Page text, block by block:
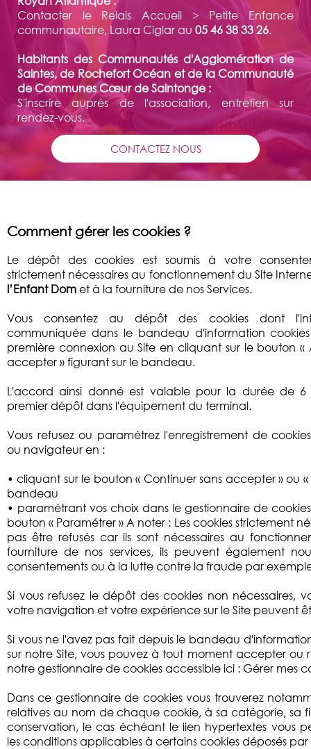
Contacter le Relais Accueil > Petite Enfance
communautaire, Laura Ciglar au 05 46 38 33 26.
Habitants des Communautés d'Agglomération de
Saintes, de Rochefort Océan et de la Communauté
de Communes Cœur de Saintonge :
S'inscrire auprès de l'association, entretien sur
rendez-vous.
CONTACTEZ NOUS
Comment gérer les cookies ?
Le dépôt des cookies est soumis à votre
strictement nécessaires au fonctionnement du Site
l’Enfant Domet à la fourniture de nos Services.
Vous consentez au dépôt des cookies dont
communiquée dans le bandeau d'information
première connexion au Site en cliquant sur le bouton «
accepter » figurant sur le bandeau.
L'accord ainsi donné est valable pour la durée de
premier dépôt dans l'équipement du terminal.
Vous refusez ou paramétrez l'enregistrement de
ou navigateur en :
• cliquant sur le bouton « Continuer sans accepter » ou «
bandeau
• paramétrant vos choix dans le gestionnaire de
bouton « Paramétrer » A noter : Les cookies strictement
pas être refusés car ils sont nécessaires au
fourniture de nos services, ils peuvent également
consentements ou à la lutte contre la fraude par
Si vous refusez le dépôt des cookies non nécessaires,
votre navigation et votre expérience sur le Site peuvent
Si vous ne l'avez pas fait depuis le bandeau
sur notre Site, vous pouvez à tout moment accepter ou
notre gestionnaire de cookies accessible ici : Gérer mes
Dans ce gestionnaire de cookies vous trouverez
relatives au nom de chaque cookie, à sa catégorie, sa
conservation, le cas échéant le lien hypertextes vous
les conditions applicables à certains cookies déposés par